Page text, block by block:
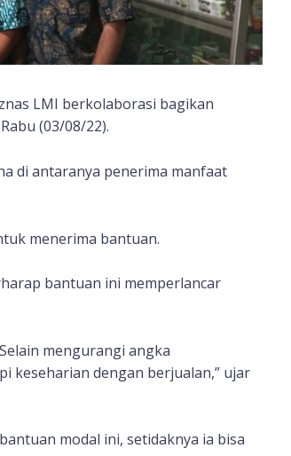
LMI berkolaborasi bagikan
(03/08/22).
di antaranya penerima manfaat
menerima bantuan.
bantuan ini memperlancar
mengurangi angka
keseharian dengan berjualan,” ujar
modal ini, setidaknya ia bisa